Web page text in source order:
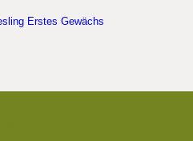
Erstes Gewächs